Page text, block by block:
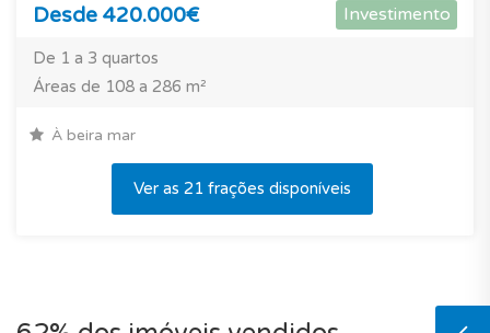
Desde 420.000€ Investimento
De 1 a 3 quartos
Áreas de 108 a 286 m²
À beira mar
Ver as 21 frações disponíveis